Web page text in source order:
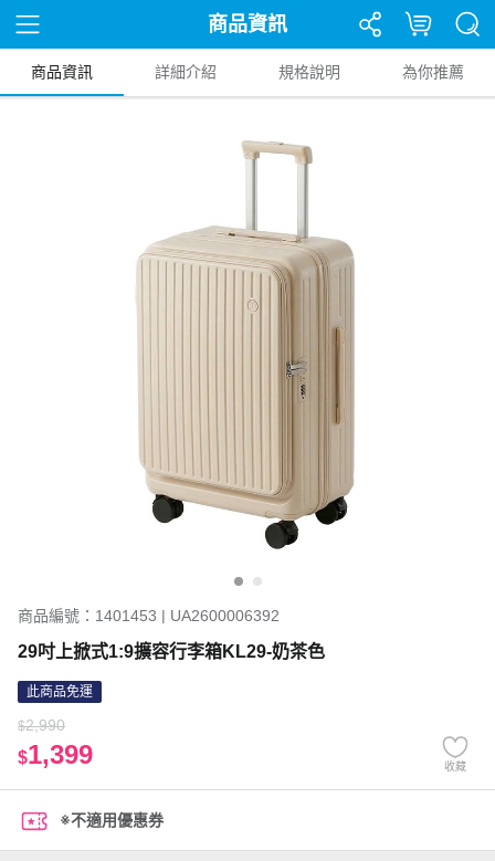
商品資訊
商品資訊 詳細介紹 規格說明 為你推薦
商品編號：1401453 | UA2600006392
29吋上掀式1:9擴容行李箱KL29-奶茶色
此商品免運
$2,990
$1,399 收藏
※不適用優惠券